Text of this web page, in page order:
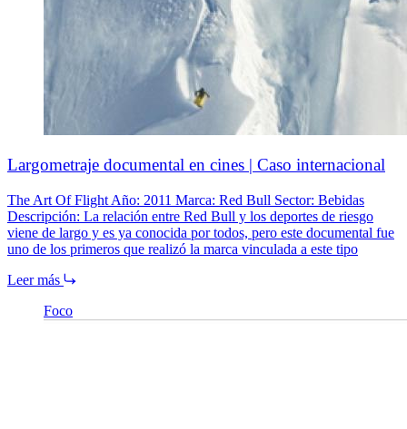
Largometraje documental en cines | Caso internacional
The Art Of Flight Año: 2011 Marca: Red Bull Sector: Bebidas
Descripción: La relación entre Red Bull y los deportes de riesgo
viene de largo y es ya conocida por todos, pero este documental fue
uno de los primeros que realizó la marca vinculada a este tipo
Leer más
Foco